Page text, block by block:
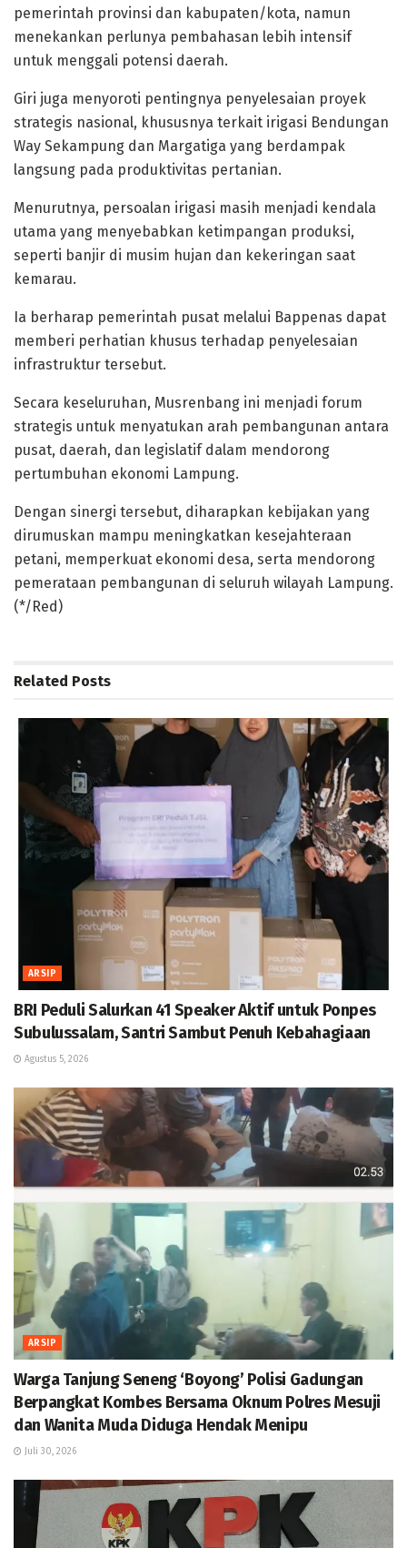
pemerintah provinsi dan kabupaten/kota, namun
menekankan perlunya pembahasan lebih intensif
untuk menggali potensi daerah.
Giri juga menyoroti pentingnya penyelesaian proyek
strategis nasional, khususnya terkait irigasi Bendungan
Way Sekampung dan Margatiga yang berdampak
langsung pada produktivitas pertanian.
Menurutnya, persoalan irigasi masih menjadi kendala
utama yang menyebabkan ketimpangan produksi,
seperti banjir di musim hujan dan kekeringan saat
kemarau.
Ia berharap pemerintah pusat melalui Bappenas dapat
memberi perhatian khusus terhadap penyelesaian
infrastruktur tersebut.
Secara keseluruhan, Musrenbang ini menjadi forum
strategis untuk menyatukan arah pembangunan antara
pusat, daerah, dan legislatif dalam mendorong
pertumbuhan ekonomi Lampung.
Dengan sinergi tersebut, diharapkan kebijakan yang
dirumuskan mampu meningkatkan kesejahteraan
petani, memperkuat ekonomi desa, serta mendorong
pemerataan pembangunan di seluruh wilayah Lampung.
(*/Red)
Related Posts
ARSIP
BRI Peduli Salurkan 41 Speaker Aktif untuk Ponpes
Subulussalam, Santri Sambut Penuh Kebahagiaan
Agustus 5, 2026
ARSIP
Warga Tanjung Seneng ‘Boyong’ Polisi Gadungan
Berpangkat Kombes Bersama Oknum Polres Mesuji
dan Wanita Muda Diduga Hendak Menipu
Juli 30, 2026